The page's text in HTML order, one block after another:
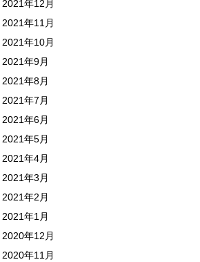
2021年12月
2021年11月
2021年10月
2021年9月
2021年8月
2021年7月
2021年6月
2021年5月
2021年4月
2021年3月
2021年2月
2021年1月
2020年12月
2020年11月